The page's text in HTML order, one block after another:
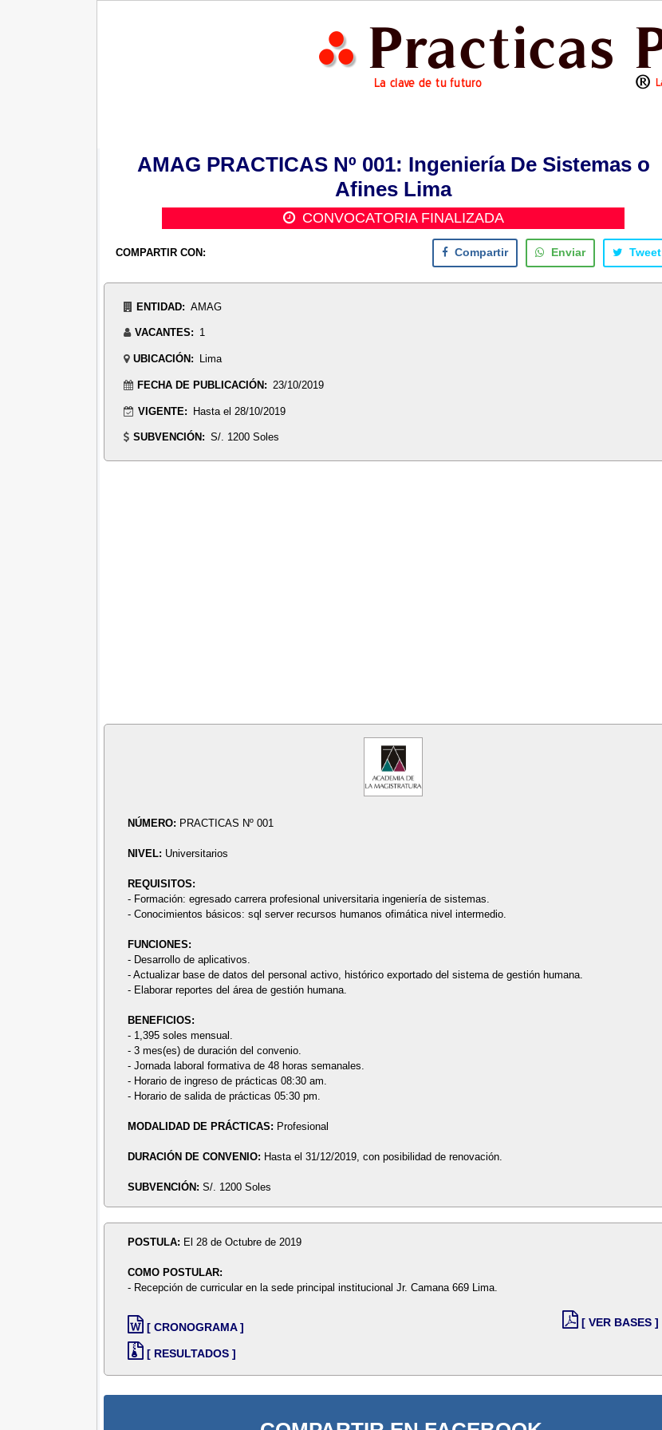
AMAG PRACTICAS Nº 001: Ingeniería De Sistemas o
Afines Lima
CONVOCATORIA FINALIZADA
COMPARTIR CON: Compartir Enviar Tweet
ENTIDAD: AMAG
VACANTES: 1
UBICACIÓN: Lima
FECHA DE PUBLICACIÓN: 23/10/2019
VIGENTE: Hasta el 28/10/2019
SUBVENCIÓN: S/. 1200 Soles
NÚMERO: PRACTICAS Nº 001
NIVEL: Universitarios
REQUISITOS:
- Formación: egresado carrera profesional universitaria ingeniería de sistemas.
- Conocimientos básicos: sql server recursos humanos ofimática nivel intermedio.
FUNCIONES:
- Desarrollo de aplicativos.
- Actualizar base de datos del personal activo, histórico exportado del sistema de gestión humana.
- Elaborar reportes del área de gestión humana.
BENEFICIOS:
- 1,395 soles mensual.
- 3 mes(es) de duración del convenio.
- Jornada laboral formativa de 48 horas semanales.
- Horario de ingreso de prácticas 08:30 am.
- Horario de salida de prácticas 05:30 pm.
MODALIDAD DE PRÁCTICAS: Profesional
DURACIÓN DE CONVENIO: Hasta el 31/12/2019, con posibilidad de renovación.
SUBVENCIÓN:S/. 1200 Soles
POSTULA: El 28 de Octubre de 2019
COMO POSTULAR:
- Recepción de curricular en la sede principal institucional Jr. Camana 669 Lima.
[ CRONOGRAMA ]
[ RESULTADOS ]
[ VER BASES ]